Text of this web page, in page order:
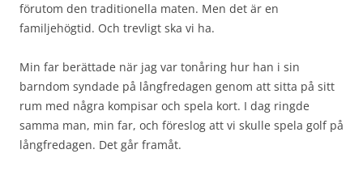
förutom den traditionella maten. Men det är en
familjehögtid. Och trevligt ska vi ha.
Min far berättade när jag var tonåring hur han i sin
barndom syndade på långfredagen genom att sitta på sitt
rum med några kompisar och spela kort. I dag ringde
samma man, min far, och föreslog att vi skulle spela golf på
långfredagen. Det går framåt.